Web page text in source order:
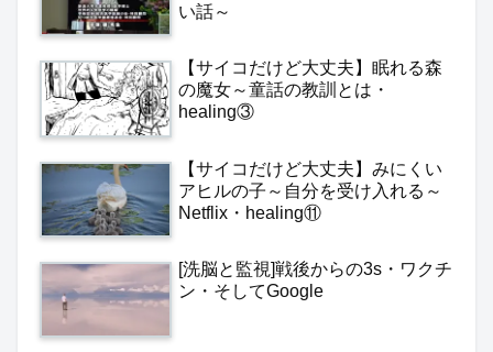
い話～
【サイコだけど大丈夫】眠れる森
の魔女～童話の教訓とは・
healing③
【サイコだけど大丈夫】みにくい
アヒルの子～自分を受け入れる～
Netflix・healing⑪
[洗脳と監視]戦後からの3s・ワクチ
ン・そしてGoogle